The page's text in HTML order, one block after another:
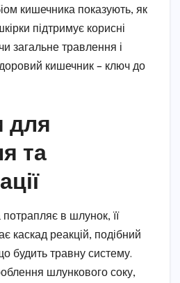
кишечника показують, як
підтримує корисні
загальне травлення і
кишечник – ключ до
для
та
в шлунок, її
каскад реакцій, подібний
будить травну систему.
шлункового соку,